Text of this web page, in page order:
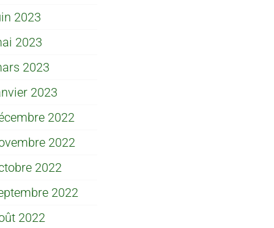
2023
2023
2023
2023
2022
2022
2022
2022
2022